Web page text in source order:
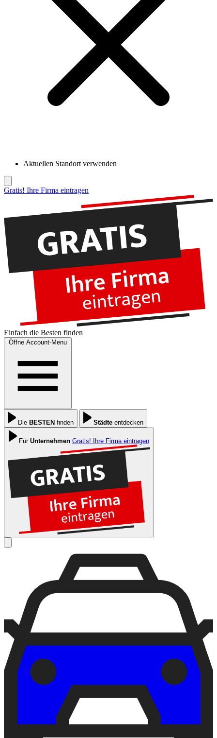
Aktuellen Standort verwenden
Gratis! Ihre Firma eintragen
Einfach die Besten finden
Öffne Account-Menu
Die BESTEN finden Städte entdecken
Für Unternehmen Gratis! Ihre Firma eintragen